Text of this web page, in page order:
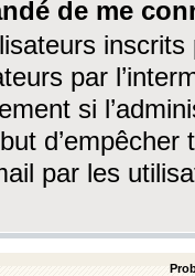
de me
par
si
par les